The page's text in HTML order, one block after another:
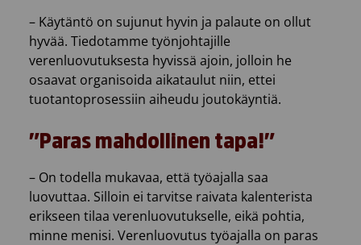
– Käytäntö on sujunut hyvin ja palaute on ollut
hyvää. Tiedotamme työnjohtajille
verenluovutuksesta hyvissä ajoin, jolloin he
osaavat organisoida aikataulut niin, ettei
tuotantoprosessiin aiheudu joutokäyntiä.
”Paras mahdollinen tapa!”
– On todella mukavaa, että työajalla saa
luovuttaa. Silloin ei tarvitse raivata kalenterista
erikseen tilaa verenluovutukselle, eikä pohtia,
minne menisi. Verenluovutus työajalla on paras